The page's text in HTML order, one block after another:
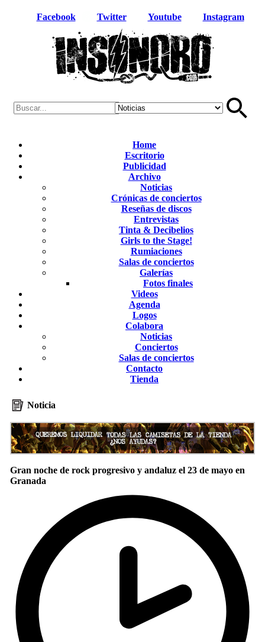
Facebook Twitter Youtube Instagram
Home
Escritorio
Publicidad
Archivo
Noticias
Crónicas de conciertos
Reseñas de discos
Entrevistas
Tinta & Decibelios
Girls to the Stage!
Rumiaciones
Salas de conciertos
Galerías
Fotos finales
Videos
Agenda
Logos
Colabora
Noticias
Conciertos
Salas de conciertos
Contacto
Tienda
Noticia
Gran noche de rock progresivo y andaluz el 23 de mayo en
Granada